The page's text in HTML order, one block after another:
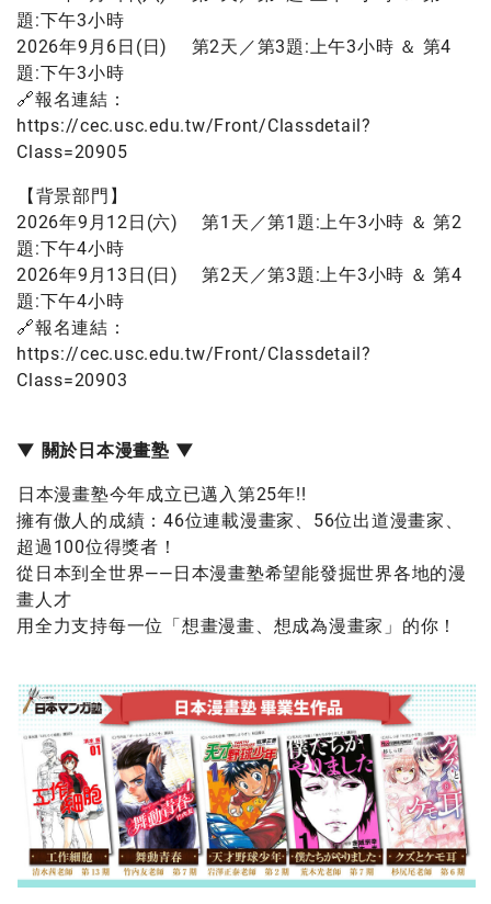
題:下午3小時
2026年9月6日(日) 第2天／第3題:上午3小時 ＆ 第4
題:下午3小時
🔗報名連結：
https://cec.usc.edu.tw/Front/Classdetail?
Class=20905
【背景部門】
2026年9月12日(六) 第1天／第1題:上午3小時 ＆ 第2
題:下午4小時
2026年9月13日(日) 第2天／第3題:上午3小時 ＆ 第4
題:下午4小時
🔗報名連結：
https://cec.usc.edu.tw/Front/Classdetail?
Class=20903
▼ 關於日本漫畫塾 ▼
日本漫畫塾今年成立已邁入第25年!!
擁有傲人的成績：46位連載漫畫家、56位出道漫畫家、
超過100位得獎者！
從日本到全世界——日本漫畫塾希望能發掘世界各地的漫
畫人才
用全力支持每一位「想畫漫畫、想成為漫畫家」的你！